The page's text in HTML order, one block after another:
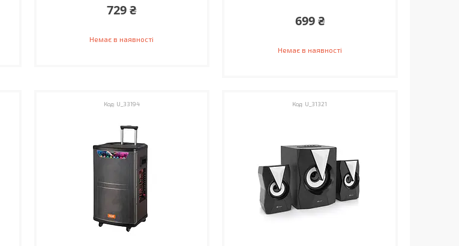
729 ₴
Немає в наявності
699 ₴
Немає в наявності
U_33194 U_31321